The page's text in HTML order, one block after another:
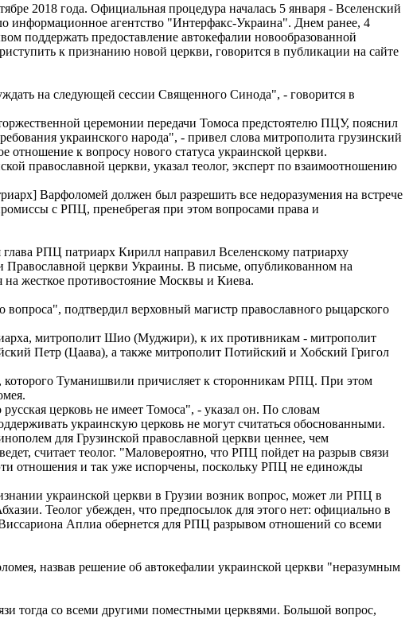
2018 года. Официальная процедура началась 5 января - Вселенский
информационное агентство "Интерфакс-Украина". Днем ранее, 4
поддержать предоставление автокефалии новообразованной
к признанию новой церкви, говорится в публикации на сайте
на следующей сессии Священного Синода", - говорится в
церемонии передачи Томоса предстоятелю ПЦУ, пояснил
украинского народа", - привел слова митрополита грузинский
к вопросу нового статуса украинской церкви.
православной церкви, указал теолог, эксперт по взаимоотношению
Варфоломей должен был разрешить все недоразумения на встрече
с РПЦ, пренебрегая при этом вопросами права и
глава РПЦ патриарх Кирилл направил Вселенскому патриарху
Православной церкви Украины. В письме, опубликованном на
на жесткое противостояние Москвы и Киева.
подтвердил верховный магистр православного рыцарского
митрополит Шио (Муджири), к их противникам - митрополит
Петр (Цаава), а также митрополит Потийский и Хобский Григол
Туманишвили причисляет к сторонникам РПЦ. При этом
церковь не имеет Томоса", - указал он. По словам
украинскую церковь не могут считаться обоснованными.
для Грузинской православной церкви ценнее, чем
считает теолог. "Маловероятно, что РПЦ пойдет на разрыв связи
отношения и так уже испорчены, поскольку РПЦ не единожды
украинской церкви в Грузии возник вопрос, может ли РПЦ в
Теолог убежден, что предпосылок для этого нет: официально в
Аплиа обернется для РПЦ разрывом отношений со всеми
назвав решение об автокефалии украинской церкви "неразумным
тогда со всеми другими поместными церквями. Большой вопрос,